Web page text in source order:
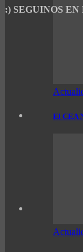
El CEA
:) SEGUINOS